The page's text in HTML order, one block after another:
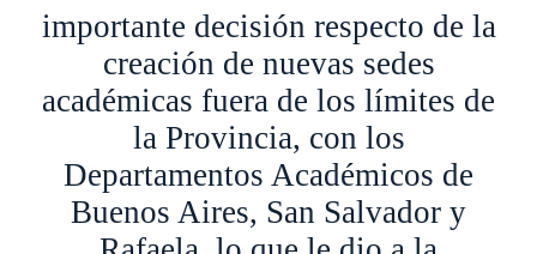
importante decisión respecto de la
creación de nuevas sedes
académicas fuera de los límites de
la Provincia, con los
Departamentos Académicos de
Buenos Aires, San Salvador y